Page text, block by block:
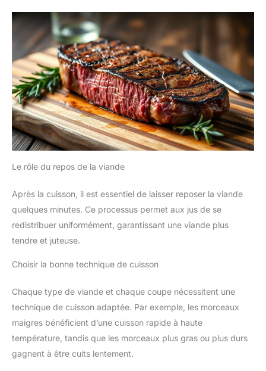
Le rôle du repos de la viande
Après la cuisson, il est essentiel de laisser reposer la viande
quelques minutes. Ce processus permet aux jus de se
redistribuer uniformément, garantissant une viande plus
tendre et juteuse.
Choisir la bonne technique de cuisson
Chaque type de viande et chaque coupe nécessitent une
technique de cuisson adaptée. Par exemple, les morceaux
maigres bénéficient d’une cuisson rapide à haute
température, tandis que les morceaux plus gras ou plus durs
gagnent à être cuits lentement.